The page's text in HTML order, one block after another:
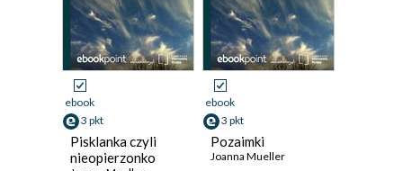
ebook
3 pkt
Pisklanka czyli
nieopierzonko
ebook
3 pkt
Pozaimki
Joanna Mueller